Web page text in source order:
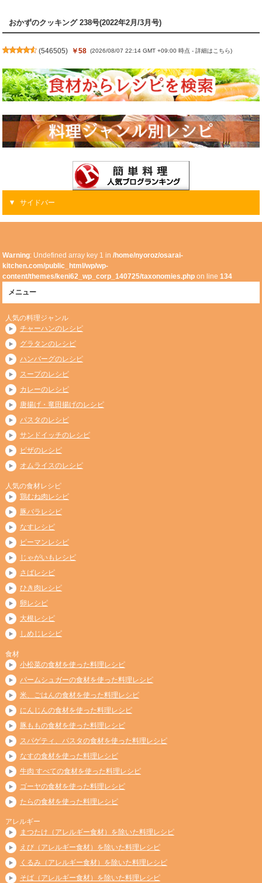
おかずのクッキング 238号(2022年2月/3月号)
(546505) ￥58 (2026/08/07 22:14 GMT +09:00 時点 -詳細はこちら)
サイドバー
Warning: Undefined array key 1 in/home/nyoroz/osarai-
kitchen.com/public_html/wp/wp-
content/themes/keni62_wp_corp_140725/taxonomies.php on line134
メニュー
人気の料理ジャンル
チャーハンのレシピ
グラタンのレシピ
ハンバーグのレシピ
スープのレシピ
カレーのレシピ
唐揚げ・竜田揚げのレシピ
パスタのレシピ
サンドイッチのレシピ
ピザのレシピ
オムライスのレシピ
人気の食材レシピ
鶏むね肉レシピ
豚バラレシピ
なすレシピ
ピーマンレシピ
じゃがいもレシピ
さばレシピ
ひき肉レシピ
卵レシピ
大根レシピ
しめじレシピ
食材
小松菜の食材を使った料理レシピ
パームシュガーの食材を使った料理レシピ
米、ごはんの食材を使った料理レシピ
にんじんの食材を使った料理レシピ
豚ももの食材を使った料理レシピ
スパゲティ、パスタの食材を使った料理レシピ
なすの食材を使った料理レシピ
牛肉 すべての食材を使った料理レシピ
ゴーヤの食材を使った料理レシピ
たらの食材を使った料理レシピ
アレルギー
まつたけ（アレルギー食材）を除いた料理レシピ
えび（アレルギー食材）を除いた料理レシピ
くるみ（アレルギー食材）を除いた料理レシピ
そば（アレルギー食材）を除いた料理レシピ